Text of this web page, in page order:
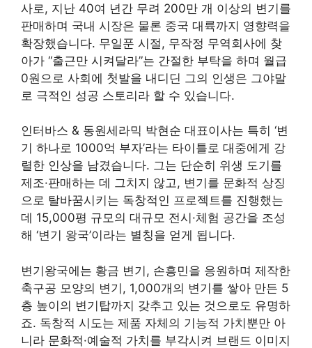
사로, 지난 40여 년간 무려 200만 개 이상의 변기를
판매하며 국내 시장은 물론 중국 대륙까지 영향력을
확장했습니다. 무일푼 시절, 무작정 무역회사에 찾
아가 “출근만 시켜달라”는 간절한 부탁을 하며 월급
0원으로 사회에 첫발을 내디딘 그의 인생은 그야말
로 극적인 성공 스토리라 할 수 있습니다.
인터바스 & 동원세라믹 박현순 대표이사는 특히 ‘변
기 하나로 1000억 부자’라는 타이틀로 대중에게 강
렬한 인상을 남겼습니다. 그는 단순히 위생 도기를
제조·판매하는 데 그치지 않고, 변기를 문화적 상징
으로 탈바꿈시키는 독창적인 프로젝트를 진행했는
데 15,000평 규모의 대규모 전시·체험 공간을 조성
해 ‘변기 왕국’이라는 별칭을 얻게 됩니다.
변기왕국에는 황금 변기, 손흥민을 응원하며 제작한
축구공 모양의 변기, 1,000개의 변기를 쌓아 만든 5
층 높이의 변기탑까지 갖추고 있는 것으로도 유명하
죠. 독창적 시도는 제품 자체의 기능적 가치뿐만 아
니라 문화적·예술적 가치를 부각시켜 브랜드 이미지